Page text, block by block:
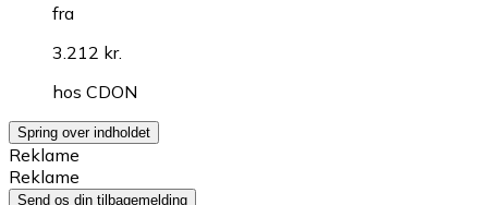
fra
3.212 kr.
hos CDON
Spring over indholdet
Reklame
Reklame
Send os din tilbagemelding